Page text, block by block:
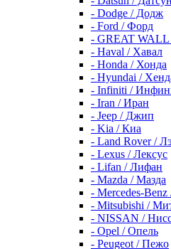
- Dodge / Додж
- Ford / Форд
- GREAT WALL
- Haval / Хавал
- Honda / Хонда
- Hyundai /
- Infiniti /
- Iran / Иран
- Jeep / Джип
- Kia / Киа
- Land Rover /
- Lexus / Лексус
- Lifan / Лифан
- Mazda / Мазда
- Mercedes-
- Mitsubishi /
- NISSAN /
- Opel / Опель
- Peugeot / Пежо